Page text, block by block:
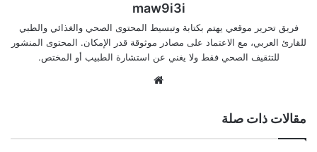
maw9i3i
فريق تحرير موقعي يهتم بكتابة وتبسيط المحتوى الصحي والغذائي والطبي
للقارئ العربي، مع الاعتماد على مصادر موثوقة قدر الإمكان. المحتوى المنشور
للتثقيف الصحي فقط ولا يغني عن استشارة الطبيب أو المختص.
مقالات ذات صلة